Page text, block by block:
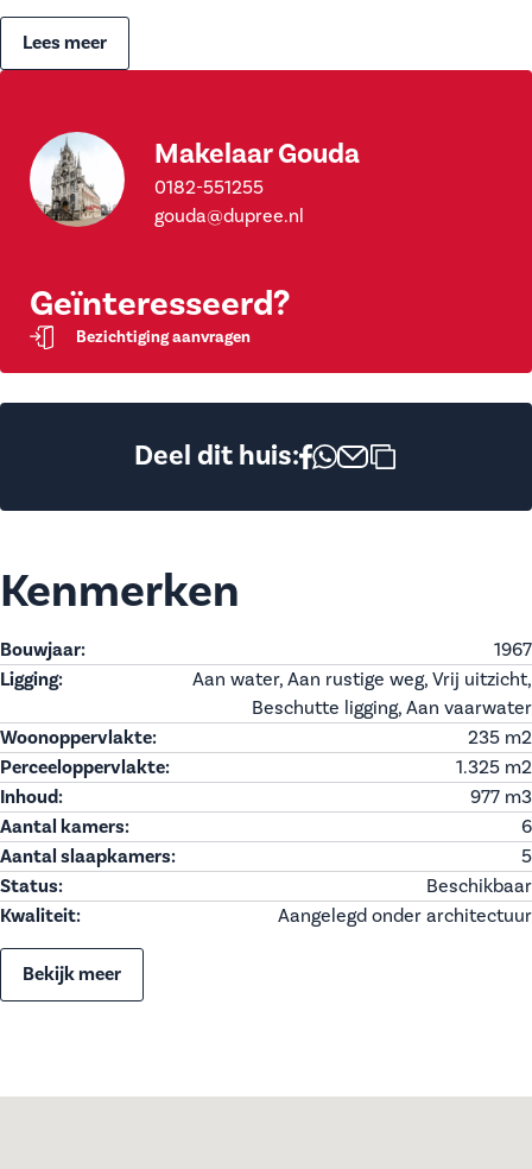
Lees meer
Makelaar Gouda
0182-551255
gouda@dupree.nl
Geïnteresseerd?
Bezichtiging aanvragen
Deel dit huis:
Kenmerken
Bouwjaar:
1967
Ligging:
Aan water, Aan rustige weg, Vrij uitzicht,
Beschutte ligging, Aan vaarwater
Woonoppervlakte:
235 m2
Perceeloppervlakte:
1.325 m2
Inhoud:
977 m3
Aantal kamers:
6
Aantal slaapkamers:
5
Status:
Beschikbaar
Kwaliteit:
Aangelegd onder architectuur
Bekijk meer